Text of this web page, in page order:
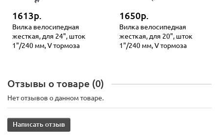
1613р.
Вилка велосипедная
жесткая, для 24", шток
1"/240 мм, V тормоза
1650р.
Вилка велосипедная
жесткая, для 20", шток
1"/240 мм, V тормоза
Отзывы о товаре (0)
Нет отзывов о данном товаре.
Написать отзыв